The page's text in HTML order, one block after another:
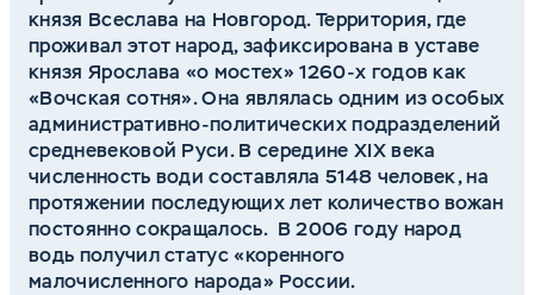
князя Всеслава на Новгород. Территория, где
проживал этот народ, зафиксирована в уставе
князя Ярослава «о мостех» 1260-х годов как
«Вочская сотня». Она являлась одним из особых
административно-политических подразделений
средневековой Руси. В середине XIX века
численность води составляла 5148 человек, на
протяжении последующих лет количество вожан
постоянно сокращалось. В 2006 году народ
водь получил статус «коренного
малочисленного народа» России.